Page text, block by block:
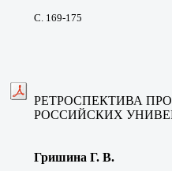
С. 169-175
РЕТРОСПЕКТИВА
РОССИЙСКИХ
Гришина Г. В.